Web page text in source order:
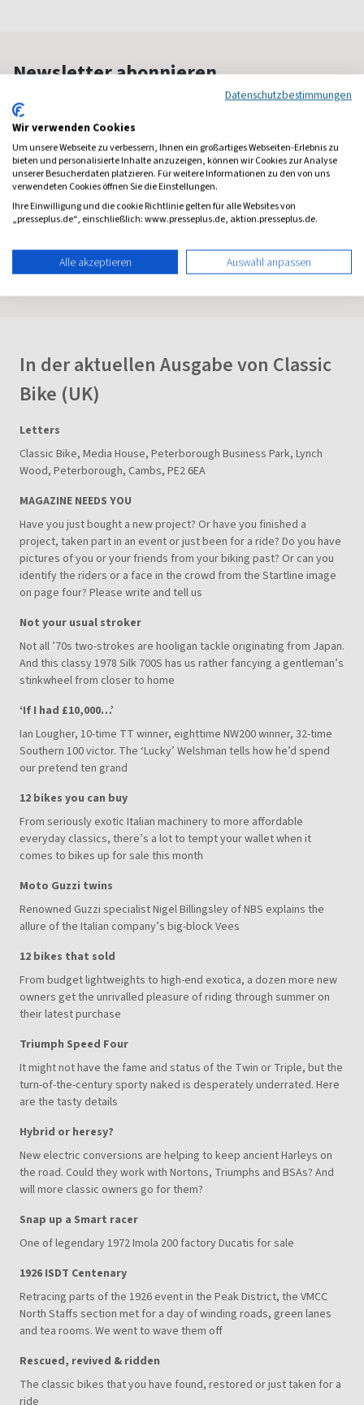
Newsletter abonnieren
Jede Woche Informationen zu Magazinen, Trends,
Gutscheinen, Aktionen und Angeboten von Presseplus.
Alles direkt in Ihrem Posteingang.
In der aktuellen Ausgabe von Classic
Bike (UK)
Letters
Classic Bike, Media House, Peterborough Business Park, Lynch
Wood, Peterborough, Cambs, PE2 6EA
MAGAZINE NEEDS YOU
Have you just bought a new project? Or have you finished a
project, taken part in an event or just been for a ride? Do you have
pictures of you or your friends from your biking past? Or can you
identify the riders or a face in the crowd from the Startline image
on page four? Please write and tell us
Not your usual stroker
Not all ’70s two-strokes are hooligan tackle originating from Japan.
And this classy 1978 Silk 700S has us rather fancying a gentleman’s
stinkwheel from closer to home
‘If I had £10,000…’
Ian Lougher, 10-time TT winner, eighttime NW200 winner, 32-time
Southern 100 victor. The ‘Lucky’ Welshman tells how he’d spend
our pretend ten grand
12 bikes you can buy
From seriously exotic Italian machinery to more affordable
everyday classics, there’s a lot to tempt your wallet when it
comes to bikes up for sale this month
Moto Guzzi twins
Renowned Guzzi specialist Nigel Billingsley of NBS explains the
allure of the Italian company’s big-block Vees
12 bikes that sold
From budget lightweights to high-end exotica, a dozen more new
owners get the unrivalled pleasure of riding through summer on
their latest purchase
Triumph Speed Four
It might not have the fame and status of the Twin or Triple, but the
turn-of-the-century sporty naked is desperately underrated. Here
are the tasty details
Hybrid or heresy?
New electric conversions are helping to keep ancient Harleys on
the road. Could they work with Nortons, Triumphs and BSAs? And
will more classic owners go for them?
Snap up a Smart racer
One of legendary 1972 Imola 200 factory Ducatis for sale
1926 ISDT Centenary
Retracing parts of the 1926 event in the Peak District, the VMCC
North Staffs section met for a day of winding roads, green lanes
and tea rooms. We went to wave them off
Rescued, revived & ridden
The classic bikes that you have found, restored or just taken for a
ride
Datenschutzbestimmungen
Wir verwenden Cookies
Um unsere Webseite zu verbessern, Ihnen ein großartiges Webseiten-Erlebnis zu
bieten und personalisierte Inhalte anzuzeigen, können wir Cookies zur Analyse
unserer Besucherdaten platzieren. Für weitere Informationen zu den von uns
verwendeten Cookies öffnen Sie die Einstellungen.
Ihre Einwilligung und die cookie Richtlinie gelten für alle Websites von
„presseplus.de“, einschließlich: www.presseplus.de, aktion.presseplus.de.
Alle akzeptieren Auswahl anpassen